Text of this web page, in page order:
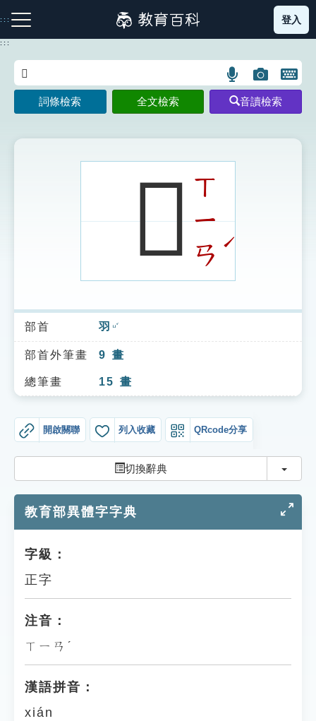
到
主
:::
注音索引圖示 筆畫索引圖示 部首索引表圖示
索引選單
知識索引
單字索引
貓頭鷹博士
登入
:::
語
言
搜
示
圖
片
搜
開
鍵
圖
詞條檢索 全文檢索 音讀檢索
𦑘ㄒ
ㄧ
ㄢ
ˊ
部首 羽 ㄩˇ
部首外筆畫 9 畫
總筆畫 15 畫
開啟關聯 列入收藏 QRcode分享
切換辭典 切換
教育部異體字字典
字級：
正字
注音：
ㄒㄧㄢˊ
漢語拼音：
xián